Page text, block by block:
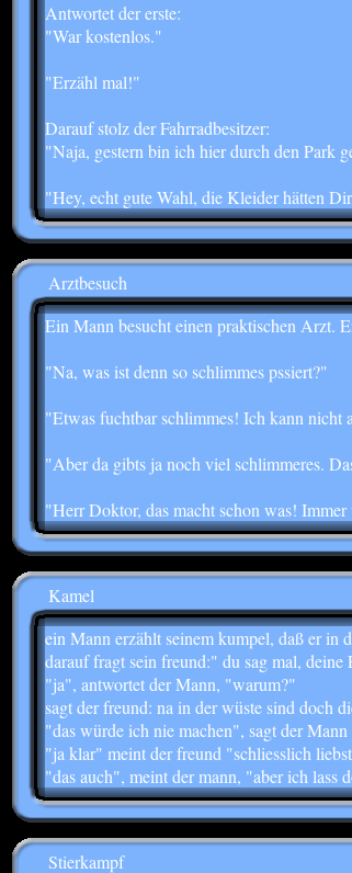
Antwortet der erste:
"War kostenlos."
"Erzähl mal!"
Darauf stolz der Fahrradbesitzer:
"Naja, gestern bin ich hier durch den Park
"Hey, echt gute Wahl, die Kleider hätten
Arztbesuch
Ein Mann besucht einen praktischen Arzt.
"Na, was ist denn so schlimmes pssiert?"
"Etwas fuchtbar schlimmes! Ich kann
"Aber da gibts ja noch viel schlimmeres.
"Herr Doktor, das macht schon was!
Kamel
ein Mann erzählt seinem kumpel, daß er in
darauf fragt sein freund:" du sag mal, deine
"ja", antwortet der Mann, "warum?"
sagt der freund: na in der wüste sind doch
"das würde ich nie machen", sagt der Mann
"ja klar" meint der freund "schliesslich
"das auch", meint der mann, "aber ich lass
Stierkampf